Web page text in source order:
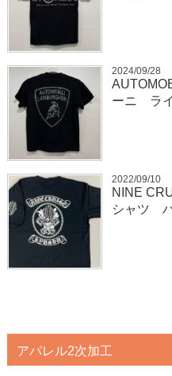
2024/09/28
ーニ ラ
2022/09/10
NINE
シャツ
アパレル2次加工